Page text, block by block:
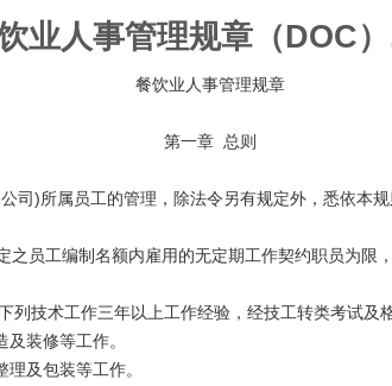
业人事管理规章（DOC
餐饮业人事管理规章
第一章 总则
司)所属员工的管理，除法令另有规定外，悉依本规
员工编制名额内雇用的无定期工作契约职员为限
列技术工作三年以上工作经验，经技工转类考试及
装修等工作。
及包装等工作。